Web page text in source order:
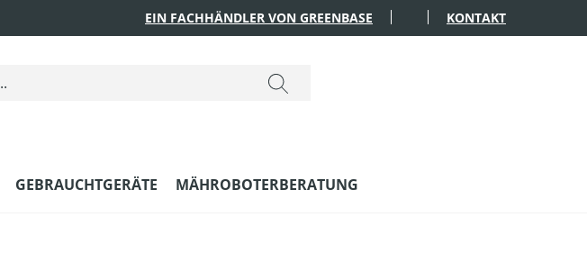
EIN FACHHÄNDLER VON GREENBASE KONTAKT
GEBRAUCHTGERÄTE MÄHROBOTERBERATUNG